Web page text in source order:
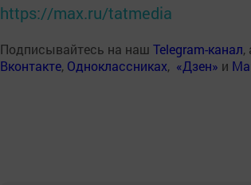
https://max.ru/tatmedia
Подписывайтесь на наш Telegram-канал,
Вконтакте, Одноклассниках, «Дзен» и